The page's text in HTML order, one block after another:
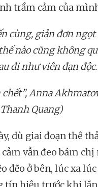
trầm cảm của
cùng, giản đơn
nào cũng không
đi như viên đạn
chết”, Anna
Quang)
dù giai đoạn thê
vẫn đeo bám
đẽo ở bên, lúc xa lúc